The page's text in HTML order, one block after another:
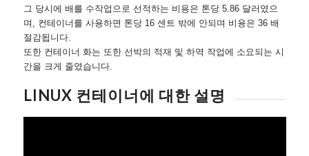
그 당시에 배를 수작업으로 선적하는 비용은 톤당 5.86 달러였으
며, 컨테이너를 사용하면 톤당 16 센트 밖에 안되며 비용은 36 배
절감됩니다.
또한 컨테이너 화는 또한 선박의 적재 및 하역 작업에 소요되는 시
간을 크게 줄였습니다.
LINUX 컨테이너에 대한 설명